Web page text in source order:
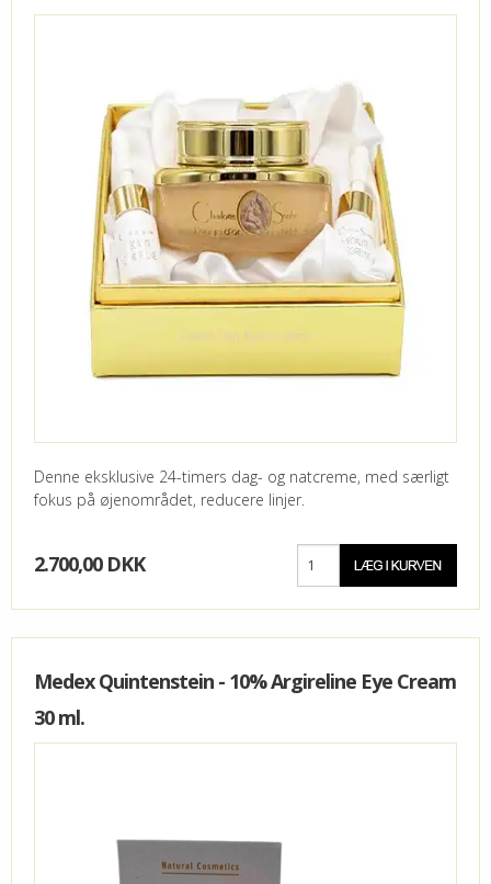
Denne eksklusive 24-timers dag- og natcreme, med særligt
fokus på øjenområdet, reducere linjer.
2.700,00 DKK
Medex Quintenstein - 10% Argireline Eye Cream
30 ml.